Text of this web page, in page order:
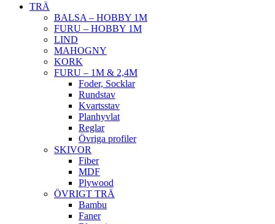
TRÄ
BALSA – HOBBY 1M
FURU – HOBBY 1M
LIND
MAHOGNY
KORK
FURU – 1M & 2,4M
Foder, Socklar
Rundstav
Kvartsstav
Planhyvlat
Reglar
Övriga profiler
SKIVOR
Fiber
MDF
Plywood
ÖVRIGT TRÄ
Bambu
Faner